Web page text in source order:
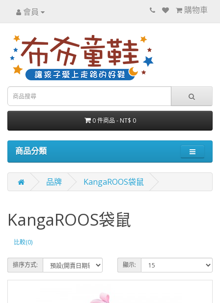
會員 購物車
0 件商品 - NT$ 0
商品分類
品牌 KangaROOS袋鼠
KangaROOS袋鼠
比較(0)
排序方式: 顯示: